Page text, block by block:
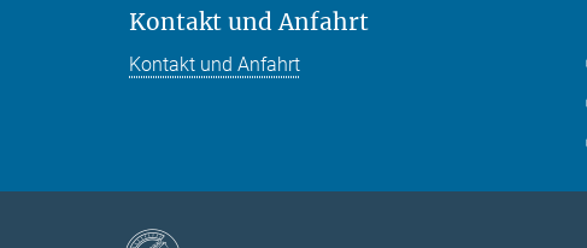
Kontakt und Anfahrt
Kontakt und Anfahrt